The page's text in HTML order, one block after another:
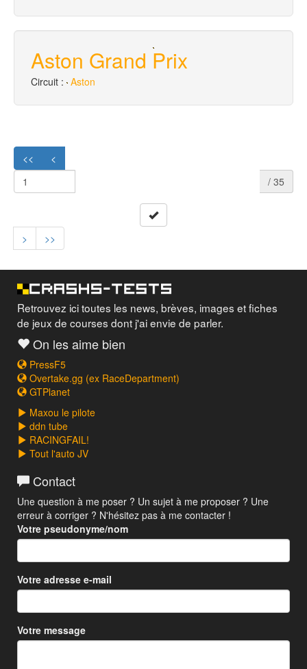
Aston Grand Prix
Circuit : Aston
<<
<
/ 35
> >>
Retrouvez ici toutes les news, brèves, images et fiches
de jeux de courses dont j'ai envie de parler.
On les aime bien
PressF5
Overtake.gg (ex RaceDepartment)
GTPlanet
Maxou le pilote
ddn tube
RACINGFAIL!
Tout l'auto JV
Contact
Une question à me poser ? Un sujet à me proposer ? Une
erreur à corriger ? N'hésitez pas à me contacter !
Votre pseudonyme/nom
Votre adresse e-mail
Votre message